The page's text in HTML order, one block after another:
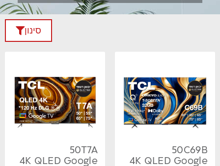
סינון
50C69B
4K QLED Google
50T7A
4K QLED Google